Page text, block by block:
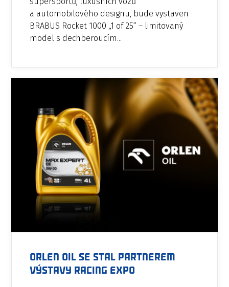
a automobilového designu, bude vystaven
BRABUS Rocket 1000 „1 of 25“ – limitovaný
model s dechberoucím...
ORLEN OIL se stal partnerem
výstavy RACING EXPO